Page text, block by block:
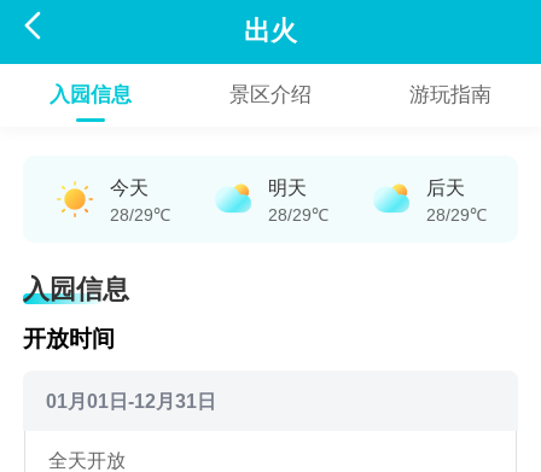
 出火
入园信息 景区介绍 游玩指南
今天
28/29℃
明天
28/29℃
后天
28/29℃
入园信息
开放时间
01月01日-12月31日
全天开放